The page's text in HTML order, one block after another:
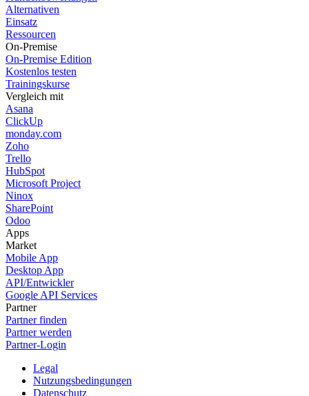
Alternativen
Einsatz
Ressourcen
On-Premise
On-Premise Edition
Kostenlos testen
Trainingskurse
Vergleich mit
Asana
ClickUp
monday.com
Zoho
Trello
HubSpot
Microsoft Project
Ninox
SharePoint
Odoo
Apps
Market
Mobile App
Desktop App
API/Entwickler
Google API Services
Partner
Partner finden
Partner werden
Partner-Login
Legal
Nutzungsbedingungen
Datenschutz